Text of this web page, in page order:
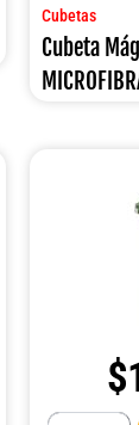
cantidad
Cubetas
Cubeta
$
Bote